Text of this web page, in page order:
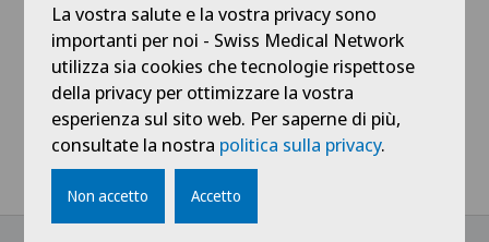
Mostra tutto
La vostra salute e la vostra privacy sono
importanti per noi - Swiss Medical Network
utilizza sia cookies che tecnologie rispettose
della privacy per ottimizzare la vostra
esperienza sul sito web. Per saperne di più,
consultate la nostra politica sulla privacy.
Non accetto Accetto